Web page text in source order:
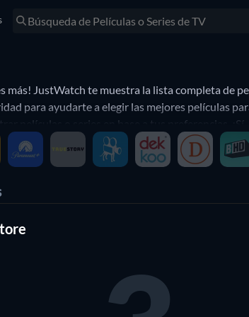
más! JustWatch te muestra la lista completa de
para ayudarte a elegir las mejores películas
o series en base a tus preferencias. ¡Sí,